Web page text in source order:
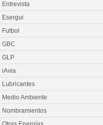
Entrevista
Esergui
Futbol
GBC
GLP
iAvia
Lubricantes
Medio Ambiente
Nombramientos